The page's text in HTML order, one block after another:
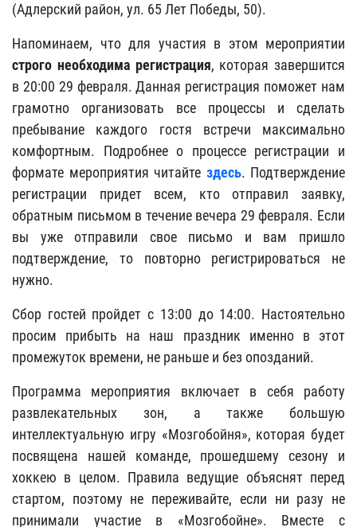
(Адлерский район, ул. 65 Лет Победы, 50).
Напоминаем, что для участия в этом мероприятии
строго необходима регистрация, которая завершится
в 20:00 29 февраля. Данная регистрация поможет нам
грамотно организовать все процессы и сделать
пребывание каждого гостя встречи максимально
комфортным. Подробнее о процессе регистрации и
формате мероприятия читайте здесь. Подтверждение
регистрации придет всем, кто отправил заявку,
обратным письмом в течение вечера 29 февраля. Если
вы уже отправили свое письмо и вам пришло
подтверждение, то повторно регистрироваться не
нужно.
Сбор гостей пройдет с 13:00 до 14:00. Настоятельно
просим прибыть на наш праздник именно в этот
промежуток времени, не раньше и без опозданий.
Программа мероприятия включает в себя работу
развлекательных зон, а также большую
интеллектуальную игру «Мозгобойня», которая будет
посвящена нашей команде, прошедшему сезону и
хоккею в целом. Правила ведущие объяснят перед
стартом, поэтому не переживайте, если ни разу не
принимали участие в «Мозгобойне». Вместе с